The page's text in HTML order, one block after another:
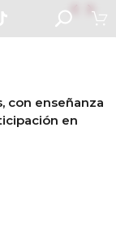
 
con enseñanza
en